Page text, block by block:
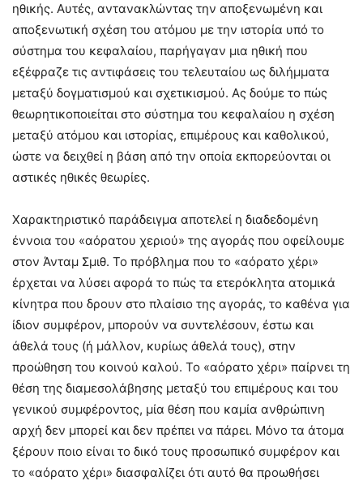
ηθικής. Αυτές, αντανακλώντας την αποξενωμένη και
αποξενωτική σχέση του ατόμου με την ιστορία υπό το
σύστημα του κεφαλαίου, παρήγαγαν μια ηθική που
εξέφραζε τις αντιφάσεις του τελευταίου ως διλήμματα
μεταξύ δογματισμού και σχετικισμού. Ας δούμε το πώς
θεωρητικοποιείται στο σύστημα του κεφαλαίου η σχέση
μεταξύ ατόμου και ιστορίας, επιμέρους και καθολικού,
ώστε να δειχθεί η βάση από την οποία εκπορεύονται οι
αστικές ηθικές θεωρίες.
Χαρακτηριστικό παράδειγμα αποτελεί η διαδεδομένη
έννοια του «αόρατου χεριού» της αγοράς που οφείλουμε
στον Άνταμ Σμιθ. Το πρόβλημα που το «αόρατο χέρι»
έρχεται να λύσει αφορά το πώς τα ετερόκλητα ατομικά
κίνητρα που δρουν στο πλαίσιο της αγοράς, το καθένα για
ίδιον συμφέρον, μπορούν να συντελέσουν, έστω και
άθελά τους (ή μάλλον, κυρίως άθελά τους), στην
προώθηση του κοινού καλού. Το «αόρατο χέρι» παίρνει τη
θέση της διαμεσολάβησης μεταξύ του επιμέρους και του
γενικού συμφέροντος, μία θέση που καμία ανθρώπινη
αρχή δεν μπορεί και δεν πρέπει να πάρει. Μόνο τα άτομα
ξέρουν ποιο είναι το δικό τους προσωπικό συμφέρον και
το «αόρατο χέρι» διασφαλίζει ότι αυτό θα προωθήσει